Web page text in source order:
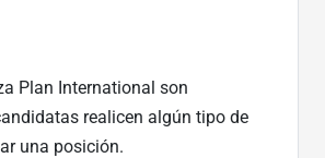
Plan International son
realicen algún tipo de
una posición.